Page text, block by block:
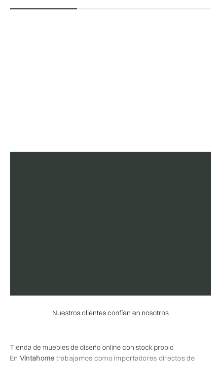
Nuestros clientes confían en nosotros
Tienda de muebles de diseño online con stock propio
En Vintahome trabajamos como importadores directos de